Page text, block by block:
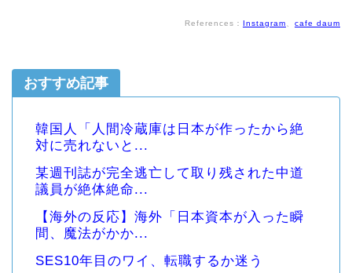
References： Instagram cafe daum
おすすめ記事
韓国人「人間冷蔵庫は日本が作ったから絶
対に売れないと...
某週刊誌が完全逃亡して取り残された中道
議員が絶体絶命...
【海外の反応】海外「日本資本が入った瞬
間、魔法がかか...
SES10年目のワイ、転職するか迷う